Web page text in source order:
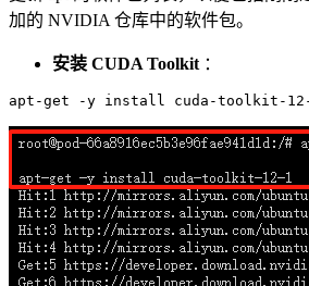
加的 NVIDIA 仓库中的软件包。
安装 CUDA Toolkit ：